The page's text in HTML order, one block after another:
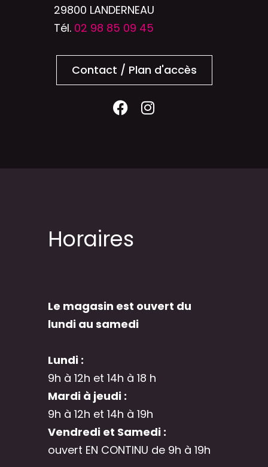
29800 LANDERNEAU
Tél. 02 98 85 09 45
Contact / Plan d'accès
Horaires
Le magasin est ouvert du
lundi au samedi
Lundi :
9h à 12h et 14h à 18 h
Mardi à jeudi :
9h à 12h et 14h à 19h
Vendredi et Samedi :
ouvert EN CONTINU de 9h à 19h